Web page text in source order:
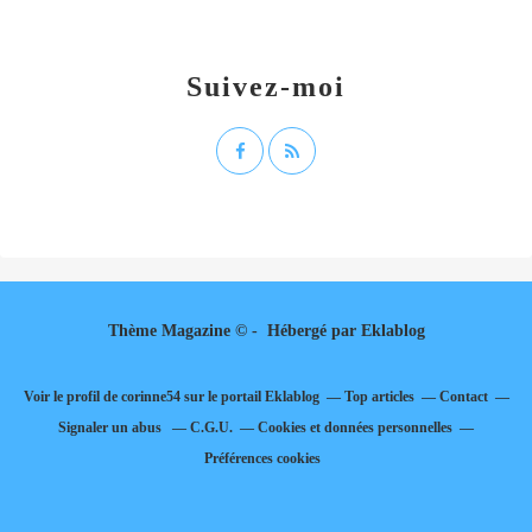
Suivez-moi
Thème Magazine © - Hébergé par Eklablog
Voir le profil de corinne54sur le portail Eklablog Top articles
Contact
Signaler un abus
C.G.U.
Cookies et données personnelles
Préférences cookies